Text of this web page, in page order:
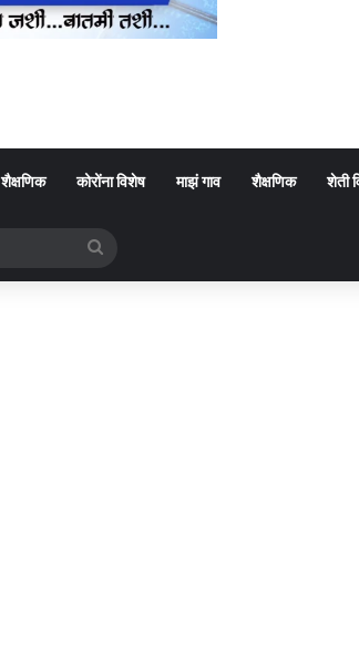
शैक्षणिक कोरोंना विशेष माझं गाव शैक्षणिक शेती
for